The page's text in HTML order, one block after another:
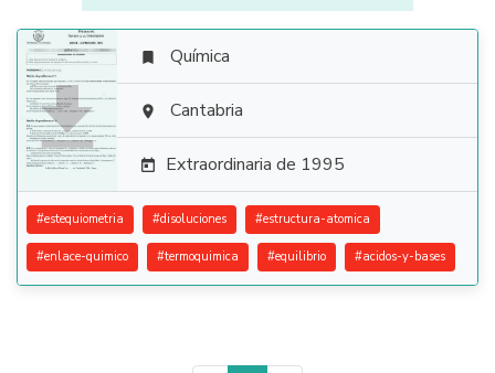

 Química
 Cantabria
 Extraordinaria de 1995
#estequiometria #disoluciones #estructura-atomica
#enlace-quimico #termoquimica #equilibrio #acidos-y-bases